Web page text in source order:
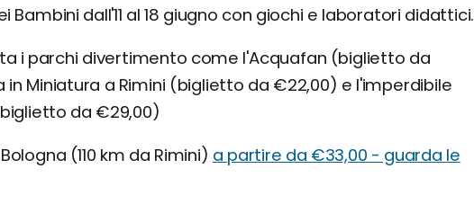
Bambini dall'11 al 18 giugno con giochi e laboratori didattici.
i parchi divertimento come l'Acquafan (biglietto da
in Miniatura a Rimini (biglietto da €22,00) e l'imperdibile
da €29,00)
(110 km da Rimini) a partire da €33,00 - guarda le